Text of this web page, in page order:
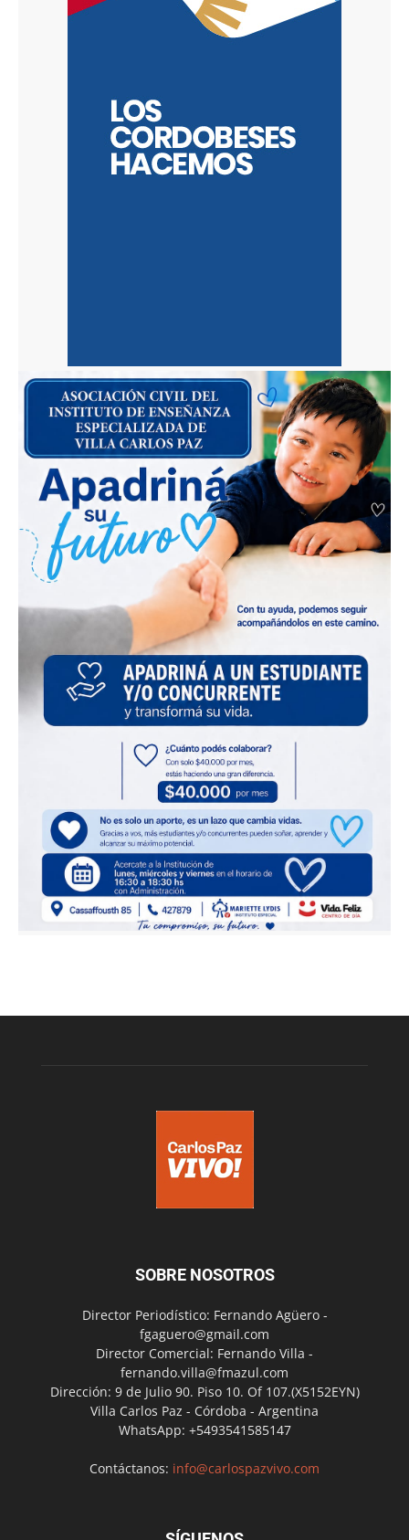
SOBRE NOSOTROS
Director Periodístico: Fernando Agüero -
fgaguero@gmail.com
Director Comercial: Fernando Villa -
fernando.villa@fmazul.com
Dirección: 9 de Julio 90. Piso 10. Of 107.(X5152EYN)
Villa Carlos Paz - Córdoba - Argentina
WhatsApp: +5493541585147
Contáctanos: info@carlospazvivo.com